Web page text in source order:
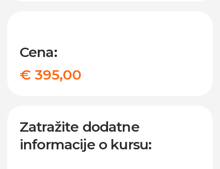
Cena:
€ 395,00
Zatražite dodatne
informacije o kursu: